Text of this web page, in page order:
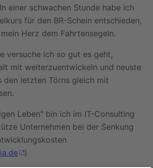
einer schwachen Stunde habe ich
für den BR-Schein entschieden,
Herz dem Fahrtensegeln.
versuche ich so gut es geht,
mit weiterzuentwickeln und neuste
den letzten Törns gleich mit
Leben" bin ich im IT-Consulting
Unternehmen bei der Senkung
)